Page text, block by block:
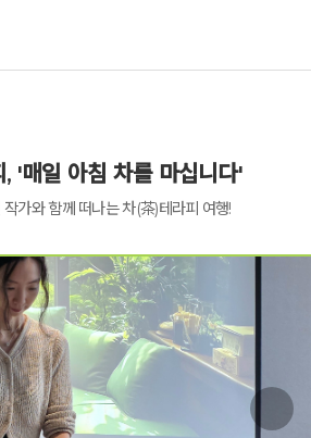
'매일 아침 차를 마십니다'
가와 함께 떠나는 차(茶)테라피 여행!